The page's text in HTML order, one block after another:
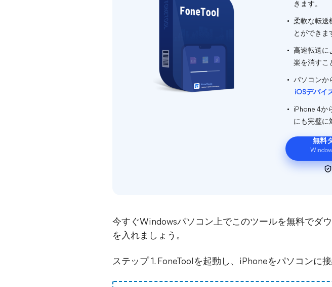
きます。
柔軟な転送
とができま
高速転送に
楽を消すこ
パソコンか
iOSデバイ
iPhone 4か
にも完璧に
無料
今すぐWindowsパソコン上でこのツールを無料でダ
を入れましょう。
ステップ 1. FoneToolを起動し、iPhoneをパソコンに接